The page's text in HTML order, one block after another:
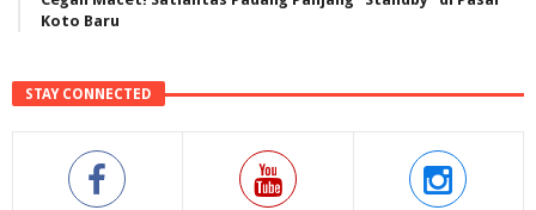
Koto Baru
STAY CONNECTED